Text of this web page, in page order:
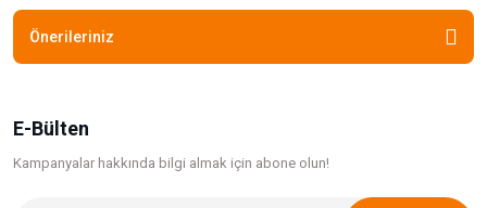
Önerileriniz
E-Bülten
Kampanyalar hakkında bilgi almak için abone olun!